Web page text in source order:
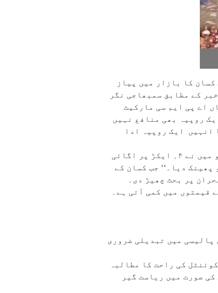
کا بازار میں پیاز
کے مطابق سمبھاجی نگر
پرکاش گلادھر نے ۴؍ ایکڑ پر پیاز اگائی تھی اور پیاز کی۲۵؍ بوریاں اے پی ایم سی مارکیٹ
فی کلو پیاز کا ایک روپیہ بھی منافع نہیں
انہیں ایک روپیہ ادا
ٹائمزآف انڈیا کی خبر کے مطابق کسان پرکاش گلادھر نے افسوس کا اظہار کرتے ہوئے کہاکہ ’’۳؍ مئی کو میں نے ۴؍ ایکڑ پر اگائی
کو پھینک دیا۔‘‘ جب کسان کے
پر بحث چھیڑ دی۔
قیمتوں میں کمی آئی ہے۔
پالیسی میں تبدیلی ضروری
اسوسی ایشن نے ان کسانوں کیلئے فوری طور پر۱۵۰۰؍ روپے فی کوئنٹل کی راحت کا مطالبہ
ملنے کی صورت میں ریاست گیر